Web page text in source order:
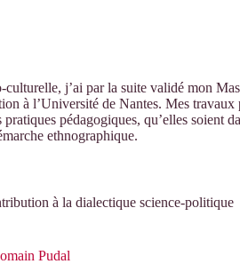
j’ai par la suite validé mon
à l’Université de Nantes. Mes
pédagogiques, qu’elles soient
ethnographique.
à la dialectique science-politique
Pudal